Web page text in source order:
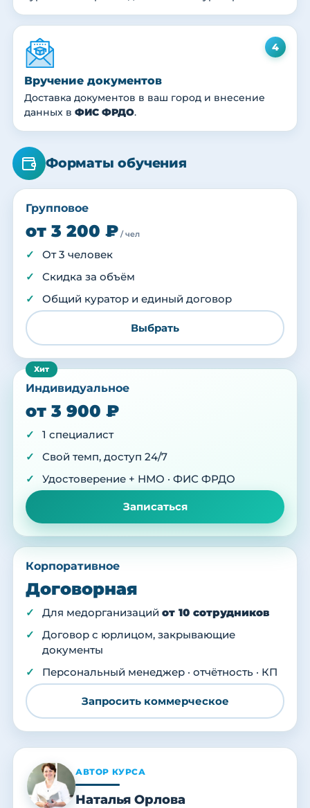
4
Вручение документов
Доставка документов в ваш город и внесение
данных в ФИС ФРДО.
Форматы обучения
Групповое
от 3 200 ₽ / чел
От 3 человек
Скидка за объём
Общий куратор и единый договор
Выбрать
Индивидуальное
от 3 900 ₽
1 специалист
Свой темп, доступ 24/7
Удостоверение + НМО · ФИС ФРДО
Записаться
Корпоративное
Договорная
Для медорганизаций от 10 сотрудников
Договор с юрлицом, закрывающие
документы
Персональный менеджер · отчётность · КП
Запросить коммерческое
АВТОР КУРСА
Наталья Орлова